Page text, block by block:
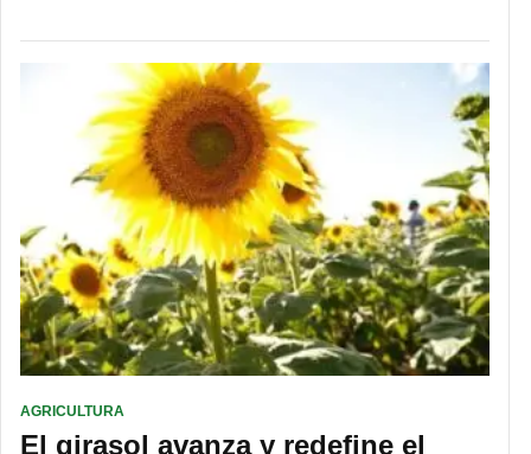
AGRICULTURA
El girasol avanza y redefine el